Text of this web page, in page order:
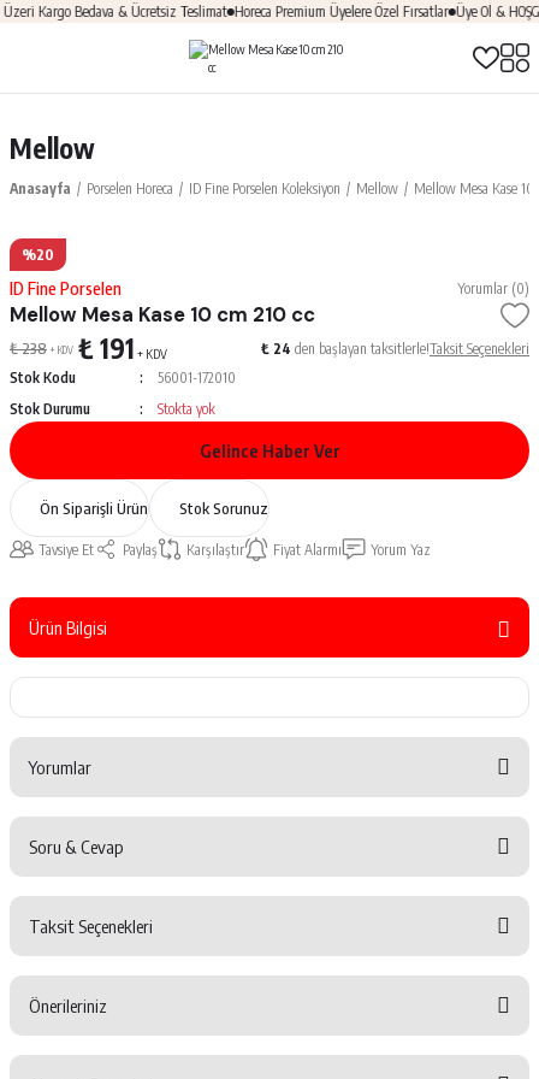
Kargo Bedava & Ücretsiz Teslimat Horeca Premium Üyelere Özel Fırsatlar Üye Ol &
Mellow
Anasayfa Porselen Horeca ID Fine Porselen Koleksiyon Mellow Mellow Mesa Kase 10
%20
ID Fine Porselen Yorumlar (0)
Mellow Mesa Kase 10 cm 210 cc
₺ 238 + KDV ₺ 191 + KDV ₺ 24 den başlayan taksitlerle!Taksit Seçenekleri
Stok Kodu
56001-172010
Stok Durumu
Stokta yok
Gelince Haber Ver
Ön Siparişli Ürün Stok Sorunuz
Tavsiye Et Paylaş Karşılaştır Fiyat Alarmı Yorum Yaz
Ürün Bilgisi
Yorumlar
Yorum Yaz
Soru & Cevap
Soru Sor
Taksit Seçenekleri
Önerileriniz